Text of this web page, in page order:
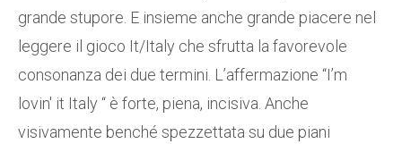
grande stupore. E insieme anche grande piacere nel
leggere il gioco It/Italy che sfrutta la favorevole
consonanza dei due termini. L’affermazione “I’m
lovin' it Italy “ è forte, piena, incisiva. Anche
visivamente benché spezzettata su due piani